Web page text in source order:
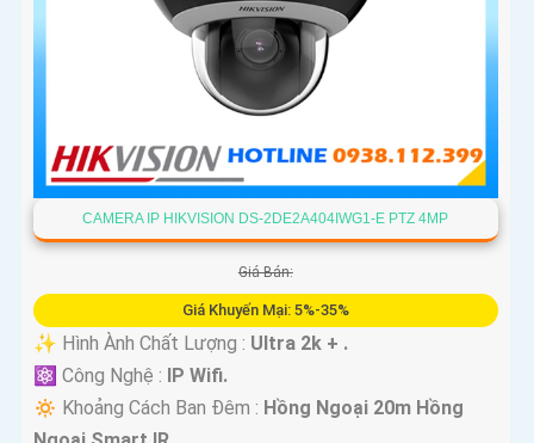
CAMERA IP HIKVISION DS-2DE2A404IWG1-E PTZ 4MP
Giá Bán:
Giá Khuyến Mại: 5%-35%
✨ Hình Ành Chất Lượng : Ultra 2k + .
⚛️ Công Nghệ : IP Wifi.
🔅 Khoảng Cách Ban Đêm : Hồng Ngoại 20m Hồng